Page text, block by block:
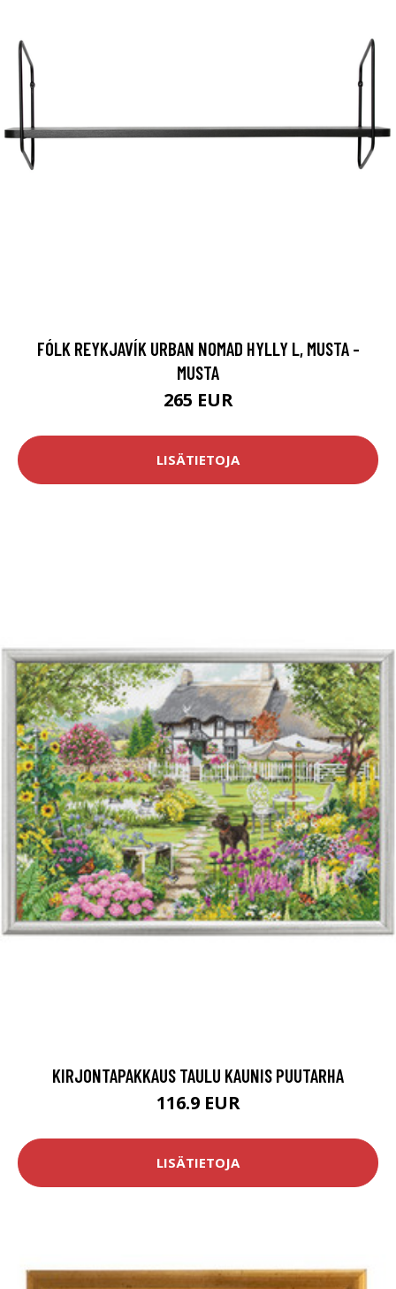
FÓLK REYKJAVÍK URBAN NOMAD HYLLY L, MUSTA -
MUSTA
265 EUR
LISÄTIETOJA
KIRJONTAPAKKAUS TAULU KAUNIS PUUTARHA
116.9 EUR
LISÄTIETOJA